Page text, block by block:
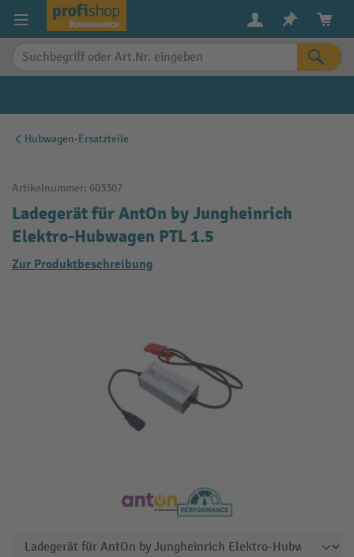
springen
Hubwagen-Ersatzteile
Artikelnummer: 603307
Ladegerät für AntOn by Jungheinrich
Elektro-Hubwagen PTL 1.5
Zur Produktbeschreibung